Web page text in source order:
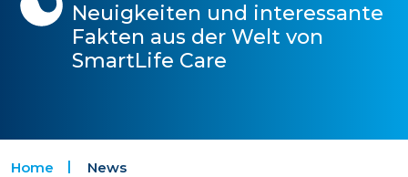
Neuigkeiten und interessante
Fakten aus der Welt von
SmartLife Care
Home News